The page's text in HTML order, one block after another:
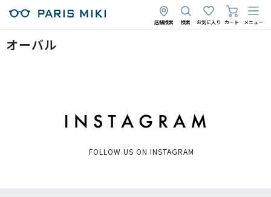
店舗検索 検索 お気に入り カート メニュー
オーバル
FOLLOW US ON INSTAGRAM